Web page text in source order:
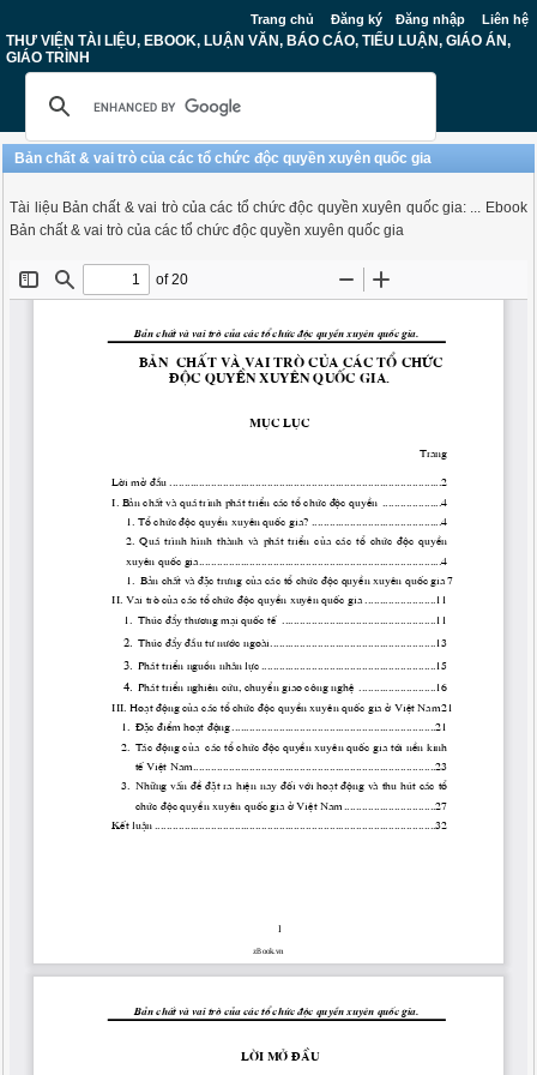
Trang chủ Đăng ký Đăng nhập Liên hệ
THƯ VIỆN TÀI LIỆU, EBOOK, LUẬN VĂN, BÁO CÁO, TIỂU LUẬN, GIÁO ÁN,
GIÁO TRÌNH
Bản chất & vai trò của các tổ chức độc quyền xuyên quốc gia
Tài liệu Bản chất & vai trò của các tổ chức độc quyền xuyên quốc gia: ... Ebook
Bản chất & vai trò của các tổ chức độc quyền xuyên quốc gia